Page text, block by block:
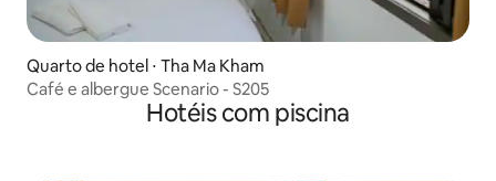
Quarto de hotel ⋅ Tha Ma Kham
Café e albergue Scenario - S205
Hotéis com piscina